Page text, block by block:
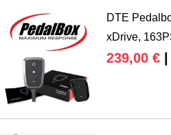
DTE
xDrive,
239,00 €|